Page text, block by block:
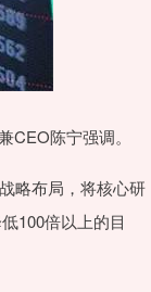
陈宁强调。
略布局，将核心研
100倍以上的目